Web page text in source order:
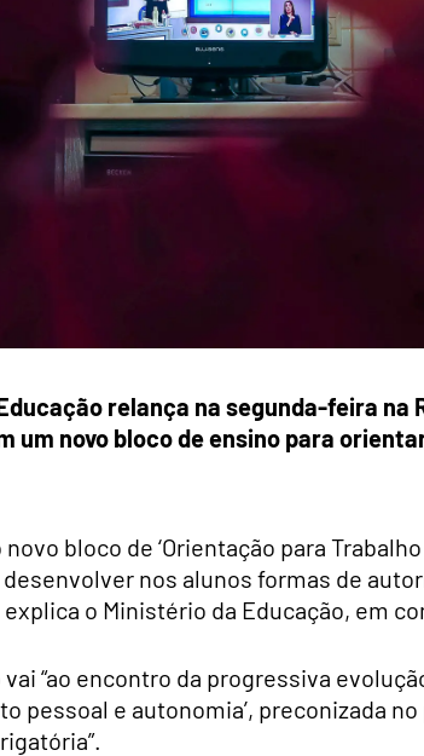
relança na segunda-feira na
um novo bloco de ensino para
novo bloco de ‘Orientação para
nos alunos formas de
explica o Ministério da Educação, em
“ao encontro da progressiva
pessoal e autonomia’, preconizada